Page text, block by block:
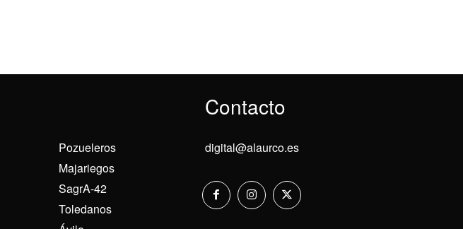
Contacto
Pozueleros
Majariegos
SagrA-42
Toledanos
digital@alaurco.es